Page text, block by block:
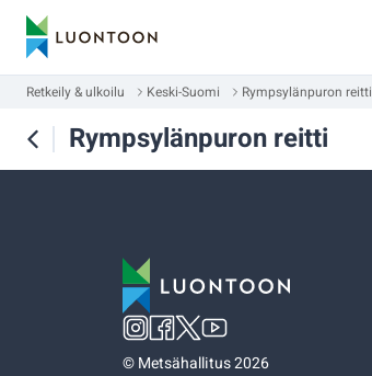
Retkeily & ulkoilu Keski-Suomi Rympsylänpuron reitti
Rympsylänpuron reitti
©Metsähallitus 2026